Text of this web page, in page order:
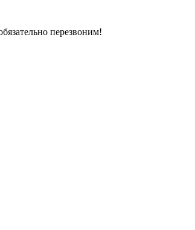
перезвоним!